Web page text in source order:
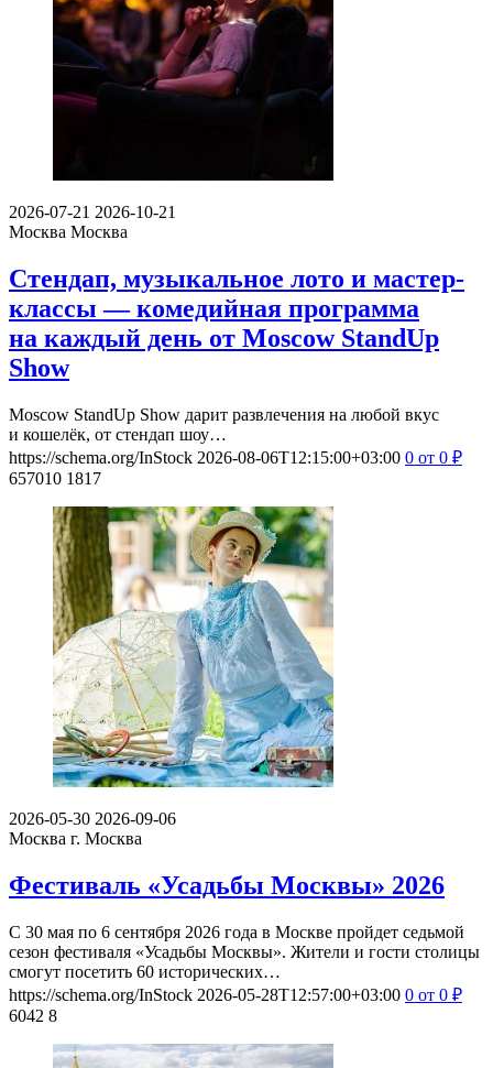
2026-07-21 2026-10-21
Москва Москва
Стендап, музыкальное лото и мастер-
классы — комедийная программа
на каждый день от Moscow StandUp
Show
Moscow StandUp Show дарит развлечения на любой вкус
и кошелёк, от стендап шоу…
https://schema.org/InStock 2026-08-06T12:15:00+03:00 0 от 0 ₽
657010 1817
2026-05-30 2026-09-06
Москва г. Москва
Фестиваль «Усадьбы Москвы» 2026
С 30 мая по 6 сентября 2026 года в Москве пройдет седьмой
сезон фестиваля «Усадьбы Москвы». Жители и гости столицы
смогут посетить 60 исторических…
https://schema.org/InStock 2026-05-28T12:57:00+03:00 0 от 0 ₽
6042 8